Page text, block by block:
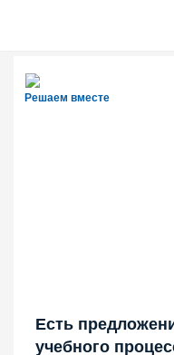
Решаем вместе
Есть
учебного